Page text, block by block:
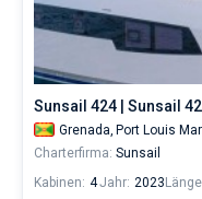
Sunsail 424 | Sunsail
Grenada, Port Louis
Charterfirma: Sunsail
Kabinen: 4Jahr: 2023